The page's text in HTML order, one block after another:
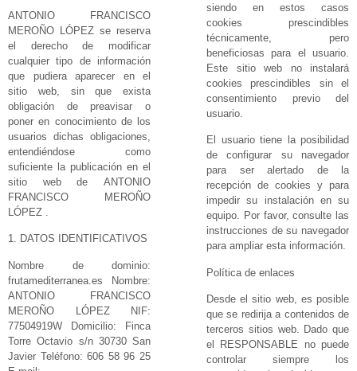
ANTONIO FRANCISCO
MEROÑO LÓPEZ se reserva
el derecho de modificar
cualquier tipo de información
que pudiera aparecer en el
sitio web, sin que exista
obligación de preavisar o
poner en conocimiento de los
usuarios dichas obligaciones,
entendiéndose como
suficiente la publicación en el
sitio web de ANTONIO
FRANCISCO MEROÑO
LÓPEZ .
1. DATOS IDENTIFICATIVOS
Nombre de dominio:
frutamediterranea.es Nombre:
ANTONIO FRANCISCO
MEROÑO LÓPEZ NIF:
77504919W Domicilio: Finca
Torre Octavio s/n 30730 San
Javier Teléfono: 606 58 96 25
siendo en estos casos
cookies prescindibles
técnicamente, pero
beneficiosas para el usuario.
Este sitio web no instalará
cookies prescindibles sin el
consentimiento previo del
usuario.
El usuario tiene la posibilidad
de configurar su navegador
para ser alertado de la
recepción de cookies y para
impedir su instalación en su
equipo. Por favor, consulte las
instrucciones de su navegador
para ampliar esta información.
Política de enlaces
Desde el sitio web, es posible
que se redirija a contenidos de
terceros sitios web. Dado que
el RESPONSABLE no puede
controlar siempre los